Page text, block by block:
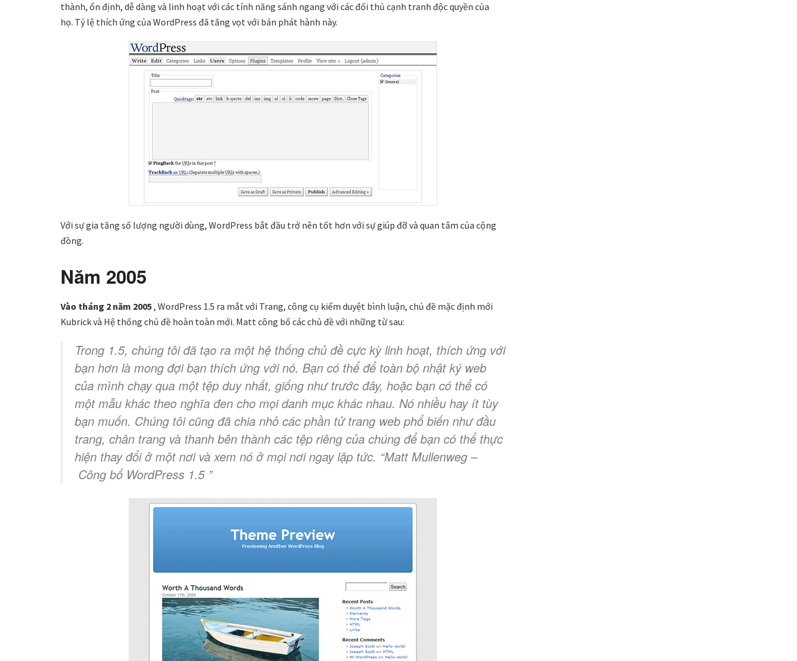
thành, ổn định, dễ dàng và linh hoạt với các tính năng sánh ngang với các đối thủ cạnh tranh độc quyền của
họ. Tỷ lệ thích ứng của WordPress đã tăng vọt với bản phát hành này.
Với sự gia tăng số lượng người dùng, WordPress bắt đầu trở nên tốt hơn với sự giúp đỡ và quan tâm của cộng
đồng.
Năm 2005
Vào tháng 2 năm 2005, WordPress 1.5 ra mắt với Trang, công cụ kiểm duyệt bình luận, chủ đề mặc định mới
Kubrick và Hệ thống chủ đề hoàn toàn mới. Matt công bố các chủ đề với những từ sau:
Trong 1.5, chúng tôi đã tạo ra một hệ thống chủ đề cực kỳ linh hoạt, thích ứng với
bạn hơn là mong đợi bạn thích ứng với nó. Bạn có thể để toàn bộ nhật ký web
của mình chạy qua một tệp duy nhất, giống như trước đây, hoặc bạn có thể có
một mẫu khác theo nghĩa đen cho mọi danh mục khác nhau. Nó nhiều hay ít tùy
bạn muốn. Chúng tôi cũng đã chia nhỏ các phần tử trang web phổ biến như đầu
trang, chân trang và thanh bên thành các tệp riêng của chúng để bạn có thể thực
hiện thay đổi ở một nơi và xem nó ở mọi nơi ngay lập tức. “Matt Mullenweg –
Công bố WordPress 1.5 ”